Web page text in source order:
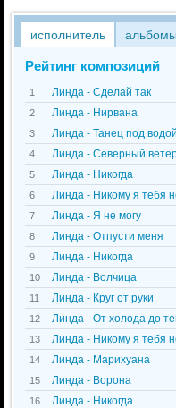
исполнитель альбомы
Рейтинг композиций
1 Линда - Сделай так
2 Линда - Нирвана
3 Линда - Танец под водой
4 Линда - Северный
5 Линда - Никогда
6 Линда - Никому я тебя
7 Линда - Я не могу
8 Линда - Отпусти меня
9 Линда - Никогда
10 Линда - Волчица
11 Линда - Круг от руки
12 Линда - От холода до
13 Линда - Никому я тебя
14 Линда - Марихуана
15 Линда - Ворона
16 Линда - Никогда